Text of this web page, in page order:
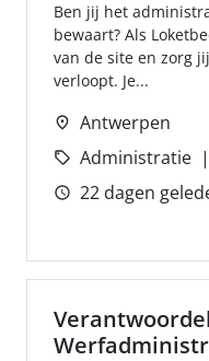
Ben jij het
bewaart? Als
van de site en zorg
verloopt. Je...
Antwerpen
Administratie
22 dagen